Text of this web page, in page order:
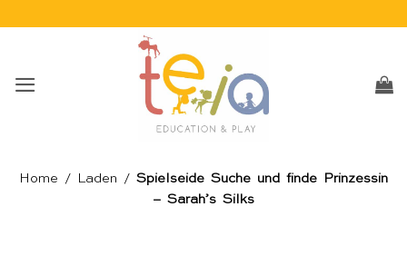
Home / Laden / Spielseide Suche und finde Prinzessin
– Sarah’s Silks